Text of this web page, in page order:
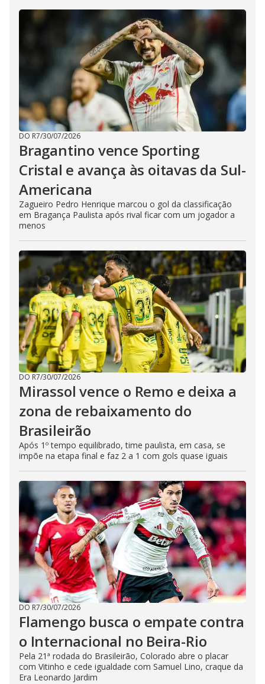
DO R7/30/07/2026
Bragantino vence Sporting
Cristal e avança às oitavas da Sul-
Americana
Zagueiro Pedro Henrique marcou o gol da classificação
em Bragança Paulista após rival ficar com um jogador a
menos
DO R7/30/07/2026
Mirassol vence o Remo e deixa a
zona de rebaixamento do
Brasileirão
Após 1º tempo equilibrado, time paulista, em casa, se
impõe na etapa final e faz 2 a 1 com gols quase iguais
DO R7/30/07/2026
Flamengo busca o empate contra
o Internacional no Beira-Rio
Pela 21ª rodada do Brasileirão, Colorado abre o placar
com Vitinho e cede igualdade com Samuel Lino, craque da
Era Leonardo Jardim